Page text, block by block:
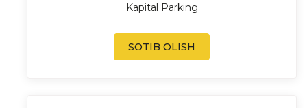
Kapital Parking
SOTIB OLISH